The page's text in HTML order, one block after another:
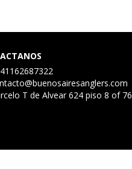
T de Alvear 624 piso 8 of 76